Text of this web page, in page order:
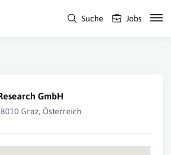
Suche Jobs
GmbH
Graz, Österreich